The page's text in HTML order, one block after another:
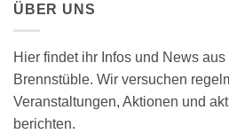
ÜBER UNS
Hier findet ihr Infos und News
Brennstüble. Wir versuchen
Veranstaltungen, Aktionen und
berichten.